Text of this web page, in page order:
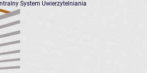
System Uwierzytelniania